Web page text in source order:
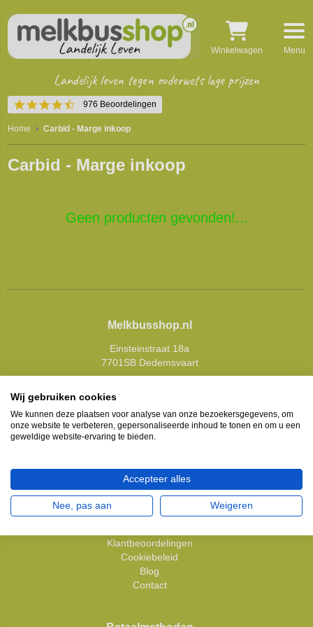
4.5
star
rating
976 Beoordelingen
Landelijk leven tegen ouderwets lage prijzen
Winkelwagen Menu
Home Carbid - Marge inkoop
Carbid - Marge inkoop
Geen producten gevonden!...
Melkbusshop.nl
Einsteinstraat 18a
7701SB Dedemsvaart
Klantenservice
Algemene voorwaarden
Privacy Policy
Betaalmethoden
Verzenden & retourneren
Klantbeoordelingen
Cookiebeleid
Blog
Contact
Wij gebruiken cookies
We kunnen deze plaatsen voor analyse van onze bezoekersgegevens, om
onze website te verbeteren, gepersonaliseerde inhoud te tonen en om u een
geweldige website-ervaring te bieden.
Accepteer alles
Nee, pas aan Weigeren